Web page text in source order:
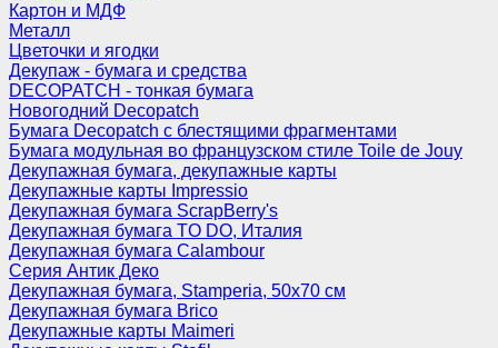
Картон и МДФ
Металл
Цветочки и ягодки
Декупаж - бумага и средства
DECOPATCH - тонкая бумага
Новогодний Decopatch
Бумага Decopatch с блестящими фрагментами
Бумага модульная во французском стиле Toile de Jouy
Декупажная бумага, декупажные карты
Декупажные карты Impressio
Декупажная бумага ScrapBerry's
Декупажная бумага TO DO, Италия
Декупажная бумага Calambour
Серия Антик Деко
Декупажная бумага, Stamperia, 50х70 см
Декупажная бумага Brico
Декупажные карты Maimeri